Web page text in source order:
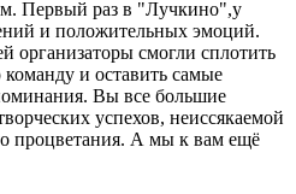
Первый раз в "Лучкино",у
и положительных эмоций.
организаторы смогли сплотить
и оставить самые
Вы все большие
успехов, неиссякаемой
процветания. А мы к вам ещё